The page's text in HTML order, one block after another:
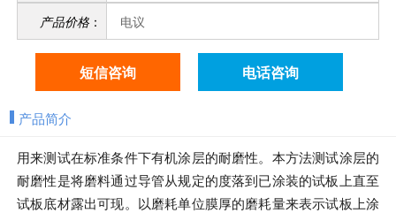
产品价格 ： 电议
短信咨询 电话咨询
产品简介
用来测试在标准条件下有机涂层的耐磨性。本方法测试涂层的
耐磨性是将磨料通过导管从规定的度落到已涂装的试板上直至
试板底材露出可现。以磨耗单位膜厚的磨耗量来表示试板上涂